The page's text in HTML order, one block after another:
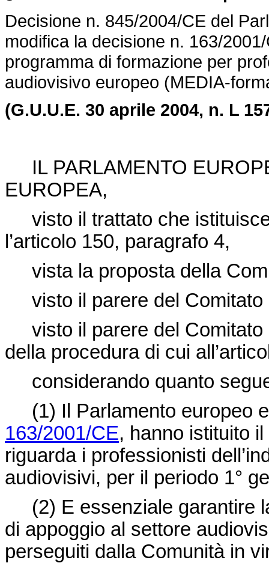
Decisione n. 845/2004/CE del
modifica la decisione n. 163/
programma di formazione per
audiovisivo europeo (MEDIA-
(G.U.U.E. 30 aprile 2004, n. L
IL PARLAMENTO
EUROPEA,
visto il trattato che
l’articolo 150, paragrafo 4,
vista la proposta della
visto il parere del
visto il parere del
della procedura di cui
considerando quanto
(1) Il Parlamento europeo
163/2001/CE, hanno istituito
riguarda i professionisti
audiovisivi, per il periodo 1°
(2) E essenziale garantire
di appoggio al settore
perseguiti dalla Comunità in